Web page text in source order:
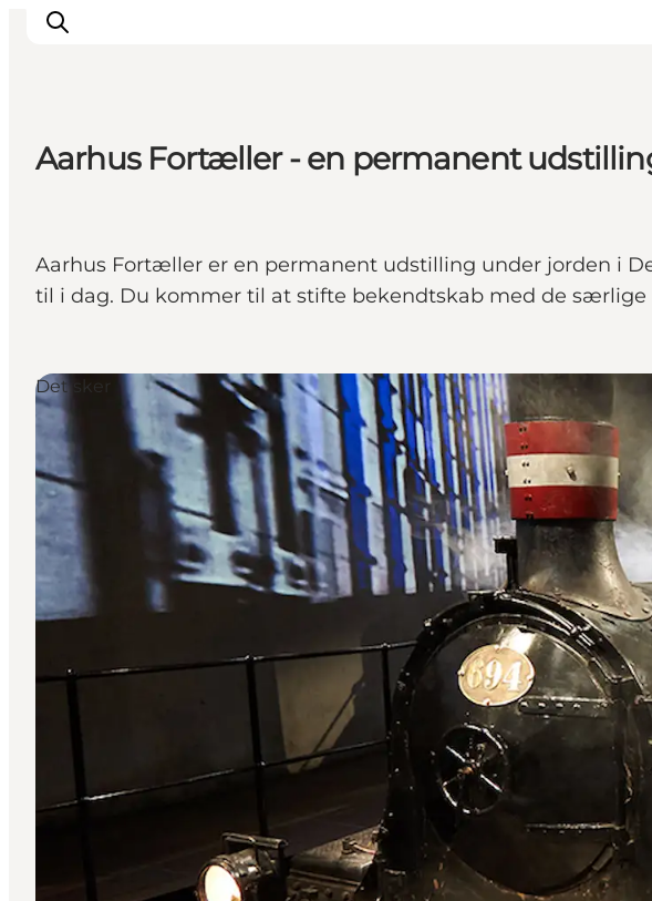
Byer og steder
Planlæg ferien
Transport
Aarhus Fortæller - en permanent
Aarhus Fortæller er en permanent udstilling under jorden i
til i dag. Du kommer til at stifte bekendtskab med de
Det sker